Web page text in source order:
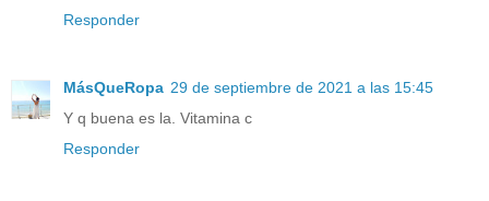
Responder
MásQueRopa 29 de septiembre de 2021 a las 15:45
Y q buena es la. Vitamina c
Responder